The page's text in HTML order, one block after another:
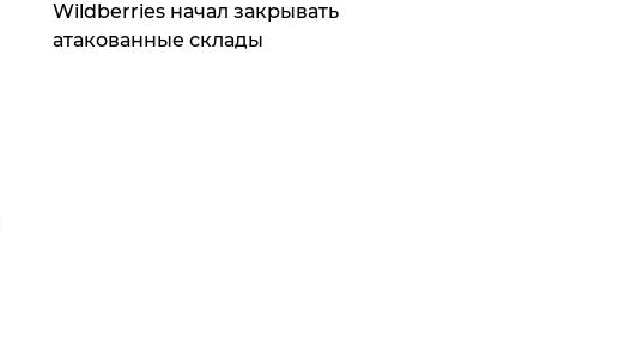
Wildberries начал закрывать
атакованные склады